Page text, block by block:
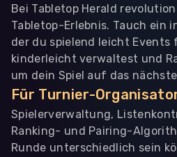
Bei Tabletop Herald
Tabletop-Erlebnis. Tauch ein
der du spielend leicht Events
kinderleicht verwaltest und
um dein Spiel auf das
Für Turnier-
Spielerverwaltung,
Ranking- und Pairing-
Runde unterschiedlich sein